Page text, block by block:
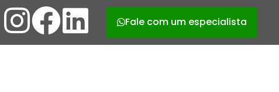
Fale com um especialista